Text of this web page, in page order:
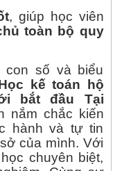
, giúp học viên
toàn bộ quy
con số và biểu
kế toán hộ
bắt đầu Tại
nắm chắc kiến
hành và tự tin
của mình. Với
chuyên biệt,